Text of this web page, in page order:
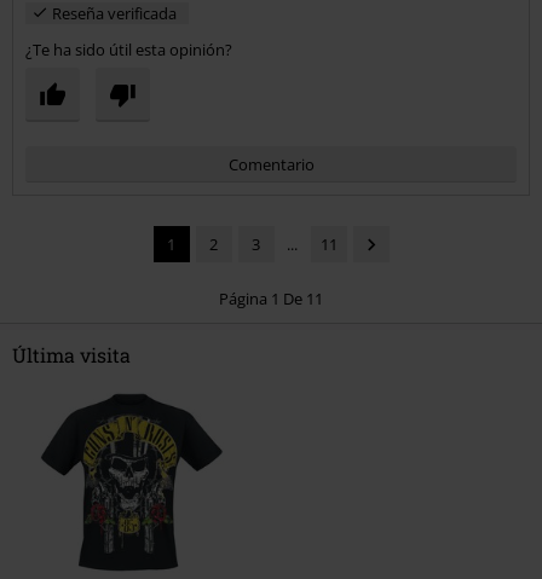
Reseña verificada
¿Te ha sido útil esta opinión?
Comentario
Enviar comentario
1 2 3 ... 11
Página 1 De 11
Última visita